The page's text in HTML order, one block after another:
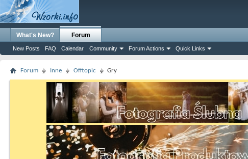
What's New? Forum
New Posts FAQ Calendar Community Forum Actions Quick Links
Forum Inne Offtopic Gry